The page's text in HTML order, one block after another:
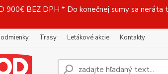
900€ BEZ DPH * Do konečnej sumy sa
Trasy Letákové akcie Kontakty